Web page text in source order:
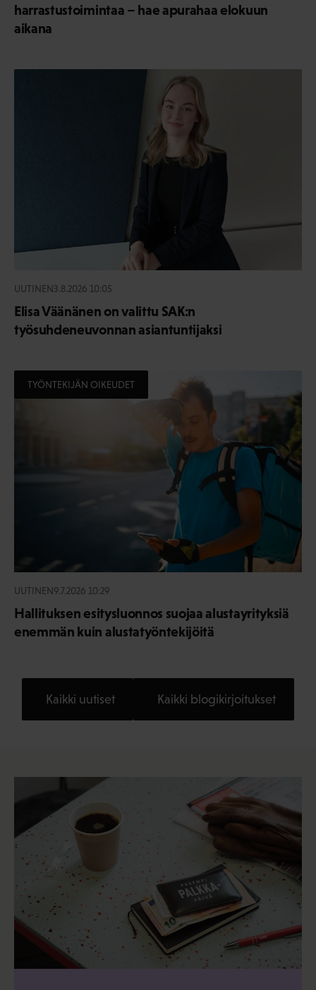
harrastustoimintaa – hae apurahaa elokuun
aikana
UUTINEN3.8.2026 10:05
Elisa Väänänen on valittu SAK:n
työsuhdeneuvonnan asiantuntijaksi
TYÖNTEKIJÄN OIKEUDET
UUTINEN9.7.2026 10:29
Hallituksen esitysluonnos suojaa alustayrityksiä
enemmän kuin alustatyöntekijöitä
Kaikki uutiset Kaikki blogikirjoitukset